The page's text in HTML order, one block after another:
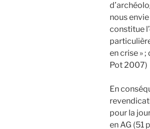
nous
constitue
en crise » ;
Pot 2007)
En
pour la
en AG (51